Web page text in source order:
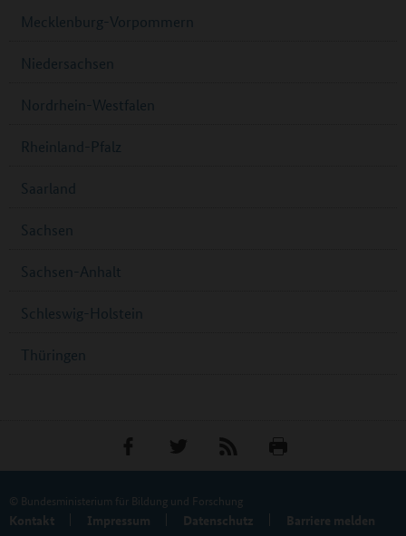
Mecklenburg-Vorpommern
Niedersachsen
Nordrhein-Westfalen
Rheinland-Pfalz
Saarland
Sachsen
Sachsen-Anhalt
Schleswig-Holstein
Thüringen
© Bundesministerium für Bildung und Forschung
Kontakt Impressum Datenschutz Barriere melden